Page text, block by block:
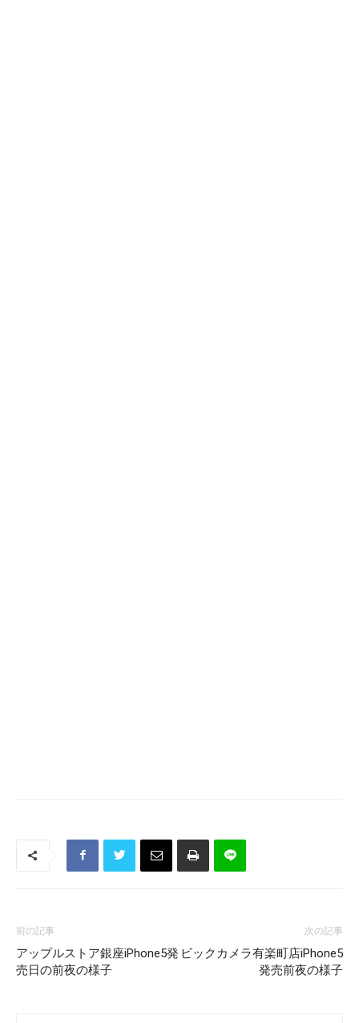
前の記事
アップルストア銀座iPhone5発
売日の前夜の様子
次の記事
ビックカメラ有楽町店iPhone5
発売前夜の様子